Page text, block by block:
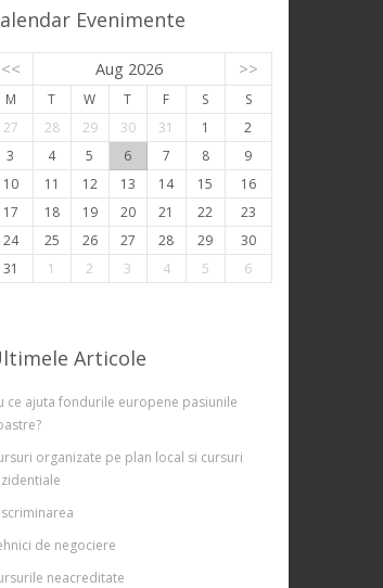
Evenimente
<< Aug 2026 >>
M T W T F S
S
27
28 29 30 31 1
2
3
4 5 6 7 8
9
10
11 12 13 14 15
16
17
18 19 20 21 22
23
24
25 26 27 28 29
30
31
1 2 3 4 5 6
Articole
ce ajuta fondurile europene pasiunile
organizate pe plan local si cursuri
de negociere
neacreditate